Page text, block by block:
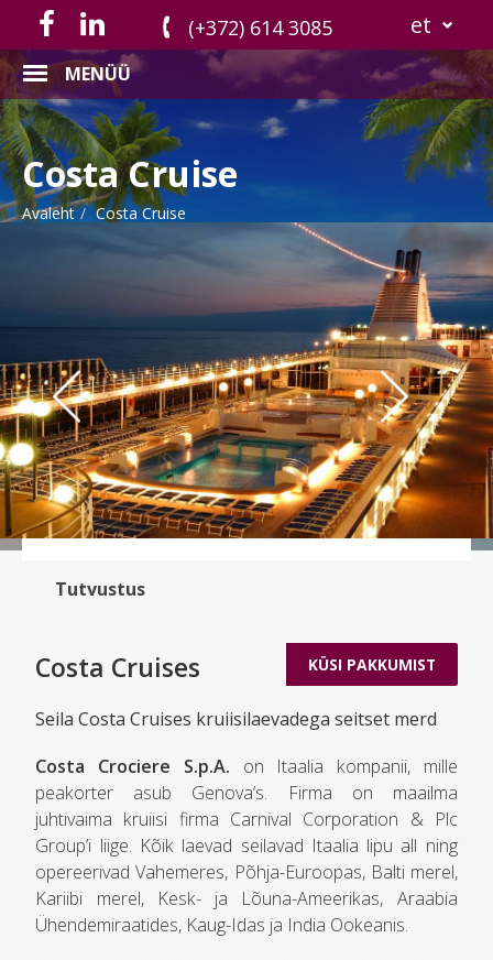
(+372) 614 3085 et
MENÜÜ
Costa Cruise
Avaleht Costa Cruise
Previous
Tutvustus
KÜSI PAKKUMIST
Costa Cruises
Seila Costa Cruises kruiisilaevadega seitset merd
Costa Crociere S.p.A. on Itaalia kompanii, mille
peakorter asub Genova’s. Firma on maailma
juhtivaima kruiisi firma Carnival Corporation & Plc
Group’i liige. Kõik laevad seilavad Itaalia lipu all ning
opereerivad Vahemeres, Põhja-Euroopas, Balti merel,
Kariibi merel, Kesk- ja Lõuna-Ameerikas, Araabia
Ühendemiraatides, Kaug-Idas ja India Ookeanis.